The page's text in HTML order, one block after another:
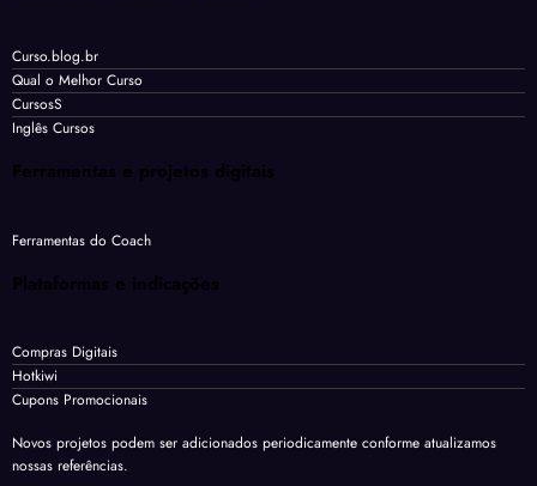
Curso.blog.br
Qual o Melhor Curso
CursosS
Inglês Cursos
Ferramentas e projetos digitais
Ferramentas do Coach
Plataformas e indicações
Compras Digitais
Hotkiwi
Cupons Promocionais
Novos projetos podem ser adicionados periodicamente conforme atualizamos
nossas referências.